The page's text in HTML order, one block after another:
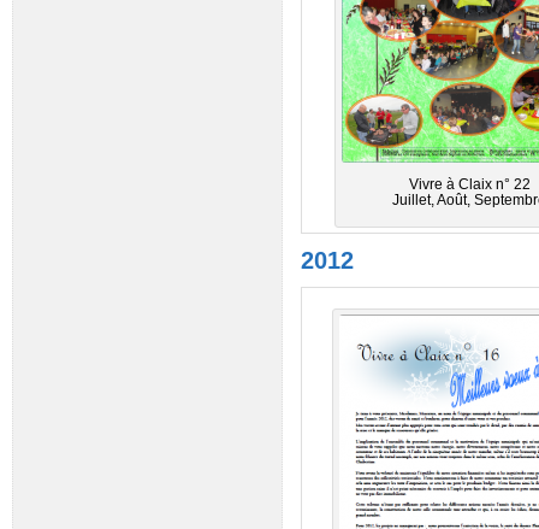
Vivre à Claix n° 22
Juillet, Août,
2012